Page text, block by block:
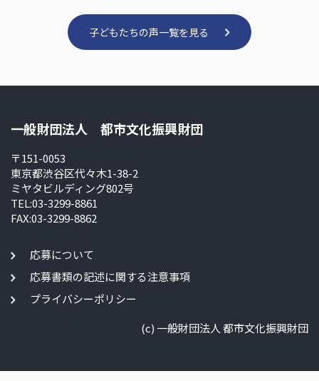
子どもたちの声一覧を見る
一般財団法人 都市文化振興財団
〒151-0053
東京都渋谷区代々木1-38-2
ミヤタビルディング802号
TEL:03-3299-8861
FAX:03-3299-8862
応募について
応募書類の記述に関する注意事項
プライバシーポリシー
(c) 一般財団法人 都市文化振興財団